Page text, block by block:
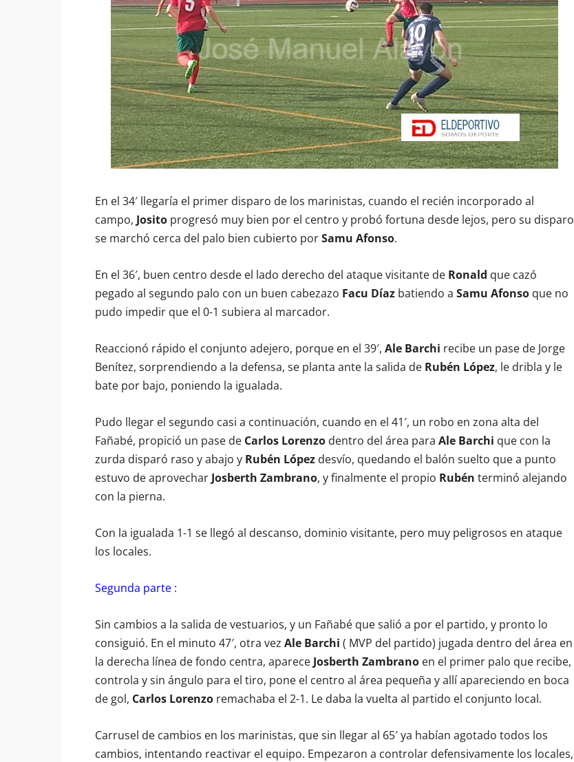
En el 34′ llegaría el primer disparo de los marinistas, cuando el recién incorporado al
campo, Josito progresó muy bien por el centro y probó fortuna desde lejos, pero su disparo
se marchó cerca del palo bien cubierto porSamu Afonso.
En el 36′, buen centro desde el lado derecho del ataque visitante de Ronald que cazó
pegado al segundo palo con un buen cabezazo Facu Díaz batiendo a Samu Afonso que no
pudo impedir que el 0-1 subiera al marcador.
Reaccionó rápido el conjunto adejero, porque en el 39′, Ale Barchi recibe un pase de Jorge
Benítez, sorprendiendo a la defensa, se planta ante la salida de Rubén López, le dribla y le
bate por bajo, poniendo la igualada.
Pudo llegar el segundo casi a continuación, cuando en el 41′, un robo en zona alta del
Fañabé, propició un pase de Carlos Lorenzo dentro del área para Ale Barchi que con la
zurda disparó raso y abajo y Rubén López desvío, quedando el balón suelto que a punto
estuvo de aprovechar Josberth Zambrano, y finalmente el propio Rubén terminó alejando
con la pierna.
Con la igualada 1-1 se llegó al descanso, dominio visitante, pero muy peligrosos en ataque
los locales.
Segunda parte :
Sin cambios a la salida de vestuarios, y un Fañabé que salió a por el partido, y pronto lo
consiguió. En el minuto 47′, otra vez Ale Barchi ( MVP del partido) jugada dentro del área en
la derecha línea de fondo centra, aparece Josberth Zambrano en el primer palo que recibe,
controla y sin ángulo para el tiro, pone el centro al área pequeña y allí apareciendo en boca
de gol, Carlos Lorenzo remachaba el 2-1. Le daba la vuelta al partido el conjunto local.
Carrusel de cambios en los marinistas, que sin llegar al 65′ ya habían agotado todos los
cambios, intentando reactivar el equipo. Empezaron a controlar defensivamente los locales,